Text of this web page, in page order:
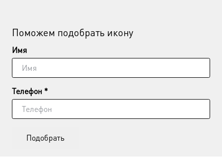
Поможем подобрать икону
Имя
Телефон *
Подобрать